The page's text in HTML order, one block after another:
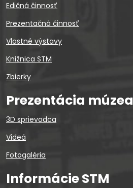
Edičná činnosť
Prezentačná činnosť
Vlastné výstavy
Knižnica STM
Zbierky
Prezentácia múzea
3D sprievodca
Videá
Fotogaléria
Informácie STM